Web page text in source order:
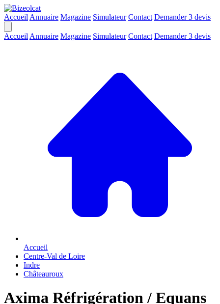
Accueil Annuaire Magazine Simulateur Contact Demander 3 devis
Accueil Annuaire Magazine Simulateur Contact Demander 3 devis
Accueil
Centre-Val de Loire
Indre
Châteauroux
Axima Réfrigération / Equans